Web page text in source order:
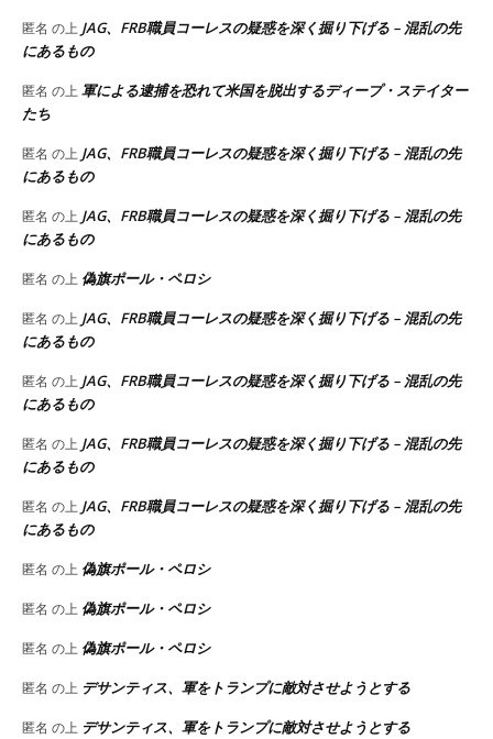
匿名 の上 JAG、FRB職員コーレスの疑惑を深く掘り下げる – 混乱の先
にあるもの
匿名 の上 軍による逮捕を恐れて米国を脱出するディープ・ステイター
たち
匿名 の上 JAG、FRB職員コーレスの疑惑を深く掘り下げる – 混乱の先
にあるもの
匿名 の上 JAG、FRB職員コーレスの疑惑を深く掘り下げる – 混乱の先
にあるもの
匿名 の上 偽旗ポール・ペロシ
匿名 の上 JAG、FRB職員コーレスの疑惑を深く掘り下げる – 混乱の先
にあるもの
匿名 の上 JAG、FRB職員コーレスの疑惑を深く掘り下げる – 混乱の先
にあるもの
匿名 の上 JAG、FRB職員コーレスの疑惑を深く掘り下げる – 混乱の先
にあるもの
匿名 の上 JAG、FRB職員コーレスの疑惑を深く掘り下げる – 混乱の先
にあるもの
匿名 の上 偽旗ポール・ペロシ
匿名 の上 偽旗ポール・ペロシ
匿名 の上 偽旗ポール・ペロシ
匿名 の上 デサンティス、軍をトランプに敵対させようとする
匿名 の上 デサンティス、軍をトランプに敵対させようとする